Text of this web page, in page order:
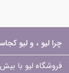
چرا لیو ، و لیو